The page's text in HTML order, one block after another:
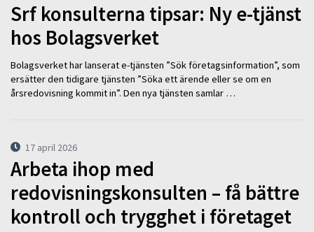
Srf konsulterna tipsar: Ny e-tjänst
hos Bolagsverket
Bolagsverket har lanserat e-tjänsten ”Sök företagsinformation”, som
ersätter den tidigare tjänsten ”Söka ett ärende eller se om en
årsredovisning kommit in”. Den nya tjänsten samlar …
17 april 2026
Arbeta ihop med
redovisningskonsulten – få bättre
kontroll och trygghet i företaget